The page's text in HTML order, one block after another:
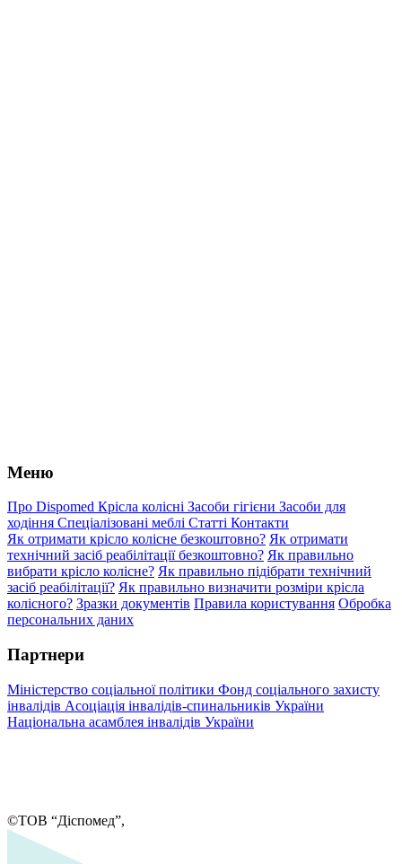
Меню
Про Dispomed Крісла колісні Засоби гігієни Засоби для
ходіння Спеціалізовані меблі Статті Контакти
Як отримати крісло колісне безкоштовно? Як отримати
технічний засіб реабілітації безкоштовно? Як правильно
вибрати крісло колісне? Як правильно підібрати технічний
засіб реабілітації? Як правильно визначити розміри крісла
колісного? Зразки документів Правила користування Обробка
персональних даних
Партнери
Міністерство соціальної політики Фонд соціального захисту
інвалідів Асоціація інвалідів-спинальників України
Національна асамблея інвалідів України
©ТОВ “Діспомед”,